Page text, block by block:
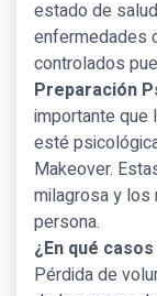
estado de
enfermedades
controlados
Preparación
importante que
esté
Makeover.
milagrosa y los
persona.
¿En qué
Pérdida de